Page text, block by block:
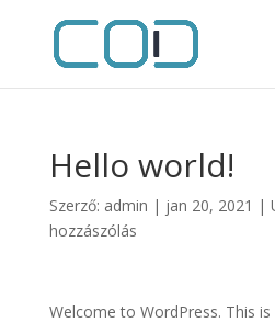
Hello world!
Szerző: admin | jan 20, 2021 |
hozzászólás
Welcome to WordPress. This